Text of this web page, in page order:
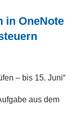
in OneNote
– bis 15. Juni“
aus dem